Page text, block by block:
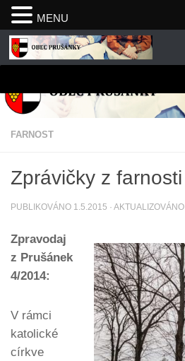
Skip to content
FARNOST
Zprávičky z farnosti
PUBLIKOVÁNO 1.5.2015 · AKTUALIZOVÁNO
Zpravodaj
z Prušánek
4/2014:
V rámci
katolické
církve
MENU